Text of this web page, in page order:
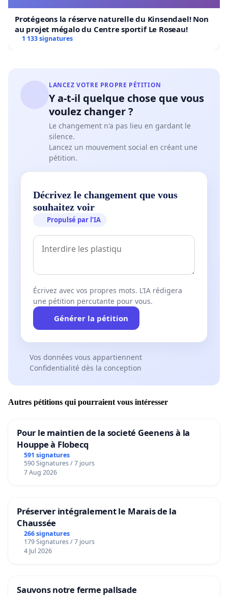
Protégeons la réserve naturelle du Kinsendael! Non
au projet mégalo du Centre sportif Le Roseau!
1 133 signatures
LANCEZ VOTRE PROPRE PÉTITION
Y a-t-il quelque chose que vous
voulez changer ?
Le changement n'a pas lieu en gardant le
silence.
Lancez un mouvement social en créant une
pétition.
Décrivez le changement que vous
souhaitez voir
Propulsé par l’IA
Écrivez avec vos propres mots. L’IA rédigera
une pétition percutante pour vous.
Générer la pétition
Vos données vous appartiennent
Confidentialité dès la conception
Autres pétitions qui pourraient vous intéresser
Pour le maintien de la societé Geenens à la
Houppe à Flobecq
591 signatures
590 Signatures / 7 jours
7 Aug 2026
Préserver intégralement le Marais de la
Chaussée
266 signatures
179 Signatures / 7 jours
4 Jul 2026
Sauvons notre ferme pallsade